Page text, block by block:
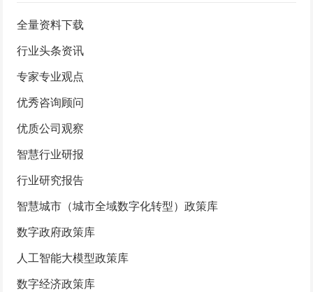
全量资料下载
行业头条资讯
专家专业观点
优秀咨询顾问
优质公司观察
智慧行业研报
行业研究报告
智慧城市（城市全域数字化转型）政策库
数字政府政策库
人工智能大模型政策库
数字经济政策库